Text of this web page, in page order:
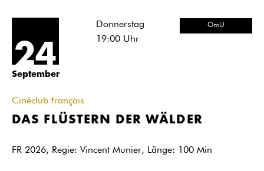
24
September
Donnerstag
19:00Uhr
OmU
Cinéclub français
DAS FLÜSTERN DER WÄLDER
FR 2026, Regie: Vincent Munier, Länge: 100 Min